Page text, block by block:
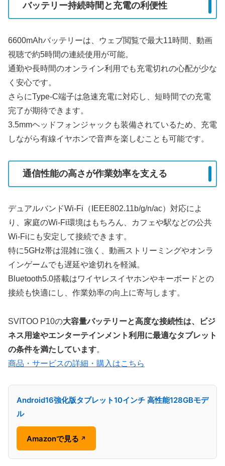
バッテリー持続時間と充電の利便性
6600mAhバッテリーは、ウェブ閲覧で最大11時間、動画
視聴で約5時間の連続使用が可能。
通勤や長時間のオンライン利用でも充電切れの心配が少な
く安心です。
さらにType-C端子は急速充電に対応し、短時間での充電
完了が期待できます。
3.5mmヘッドフォンジャックも装備されているため、充電
しながら有線イヤホンで音声を楽しむことも可能です。
通信性能の高さが作業効率を支える
デュアルバンドWi-Fi（IEEE802.11b/g/n/ac）対応によ
り、家庭のWi-Fi環境はもちろん、カフェや駅などの公共
Wi-Fiにも安定して接続できます。
特に5GHz帯は混雑に強く、動画ストリーミングやオンラ
インゲームでも遅延や途切れを軽減。
Bluetooth5.0搭載はワイヤレスイヤホンやキーボードとの
接続も快適にし、作業効率の向上に寄与します。
SVITOO P10の大容量バッテリーと高度な接続性は、ビジ
ネス用途やエンターテインメント利用に最適なタブレット
の条件を満たしています。
商品・サービスの詳細・購入はこちら
Android16強化版タブレット10インチ 高性能128GBモデ
ル
Amazonで見る ↗